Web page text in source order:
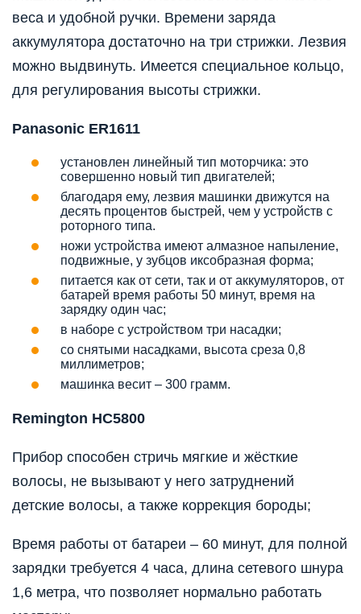
веса и удобной ручки. Времени заряда
аккумулятора достаточно на три стрижки. Лезвия
можно выдвинуть. Имеется специальное кольцо,
для регулирования высоты стрижки.
Panasonic ER1611
установлен линейный тип моторчика: это
совершенно новый тип двигателей;
благодаря ему, лезвия машинки движутся на
десять процентов быстрей, чем у устройств с
роторного типа.
ножи устройства имеют алмазное напыление,
подвижные, у зубцов иксобразная форма;
питается как от сети, так и от аккумуляторов, от
батарей время работы 50 минут, время на
зарядку один час;
в наборе с устройством три насадки;
со снятыми насадками, высота среза 0,8
миллиметров;
машинка весит – 300 грамм.
Remington HC5800
Прибор способен стричь мягкие и жёсткие
волосы, не вызывают у него затруднений
детские волосы, а также коррекция бороды;
Время работы от батареи – 60 минут, для полной
зарядки требуется 4 часа, длина сетевого шнура
1,6 метра, что позволяет нормально работать